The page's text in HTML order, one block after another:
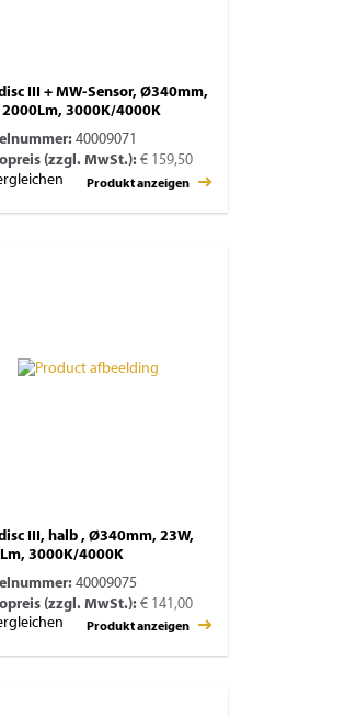
III + MW-Sensor, Ø340mm,
2000Lm, 3000K/4000K
40009071
(zzgl. MwSt.): € 159,50
Produkt anzeigen
III, halb , Ø340mm, 23W,
3000K/4000K
40009075
(zzgl. MwSt.): € 141,00
Produkt anzeigen